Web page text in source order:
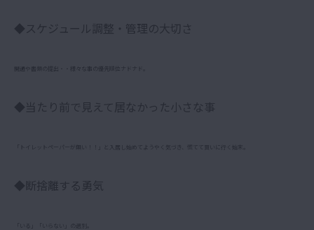
◆スケジュール調整・管理の大切さ
開通や書類の提出・・様々な事の優先順位ナドナド。
◆当たり前で見えて居なかった小さな事
「トイレットペーパーが無い！！」と入居し始めてようやく気づき、慌てて買いに行く始末。
◆断捨離する勇気
「いる」「いらない」の選別。